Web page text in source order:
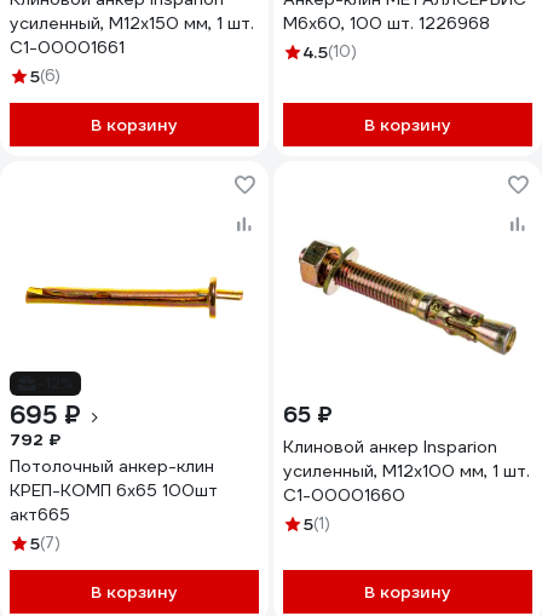
усиленный, М12x150 мм, 1 шт.
С1-00001661
5(6)
В корзину
М6x60, 100 шт. 1226968
4.5(10)
В корзину
695 ₽
792 ₽
Потолочный анкер-клин
КРЕП-КОМП 6х65 100шт
акт665
5(7)
В корзину
65 ₽
Клиновой анкер Insparion
усиленный, М12x100 мм, 1 шт.
С1-00001660
5(1)
В корзину